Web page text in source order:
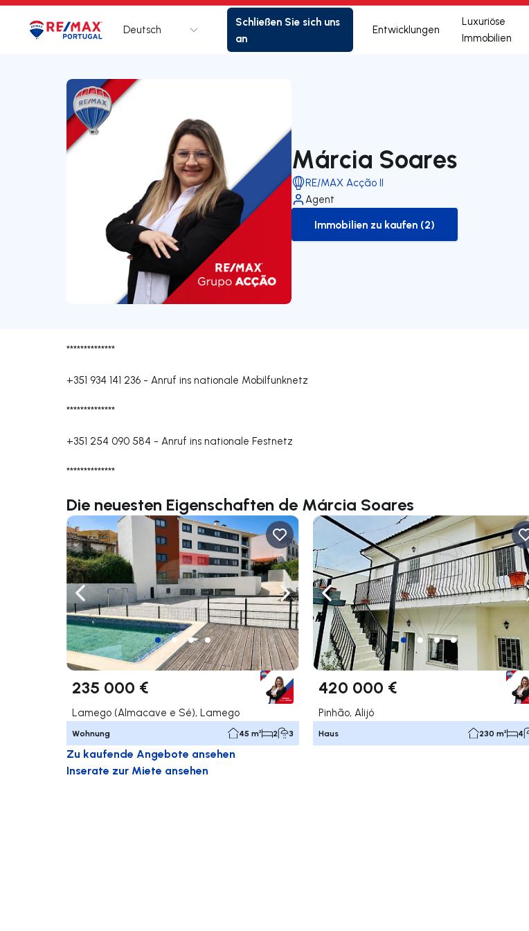
Logo Zur Startseite
Deutsch
Schließen Sie sich uns
an
Entwicklungen
Luxuriöse
Immobilien
Márcia Soares
RE/MAX Acção II
Agent
to-buy-listing
Immobilien zu kaufen (2)
**************
+351 934 141 236 - Anruf ins nationale Mobilfunknetz
**************
+351 254 090 584 - Anruf ins nationale Festnetz
**************
Die neuesten Eigenschaften de Márcia Soares
Nach links navigieren Nach rechts navigieren
235 000 €
Lamego (Almacave e Sé), Lamego
Wohnung 45 m² 2 3
Nach links navigieren
420 000 €
Pinhão, Alijó
Haus 230 m² 4
Zu kaufende Angebote ansehen
Inserate zur Miete ansehen